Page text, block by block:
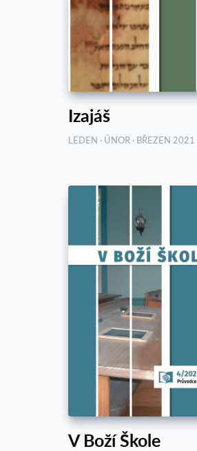
Izajáš
LEDEN · ÚNOR · BŘEZEN 2021
V Boží Škole